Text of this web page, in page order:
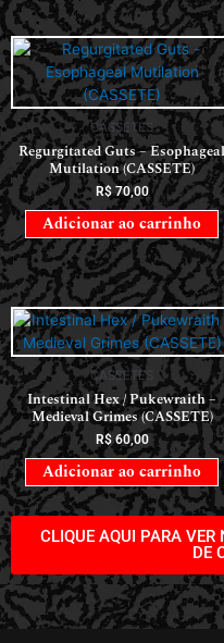
CASSETES
Regurgitated Guts – Esophageal
Mutilation (CASSETE)
R$70,00
Adicionar ao carrinho
CASSETES
Intestinal Hex / Pukewraith –
Medieval Grimes (CASSETE)
R$60,00
Adicionar ao carrinho
CLIQUE AQUI PARA VER
DE